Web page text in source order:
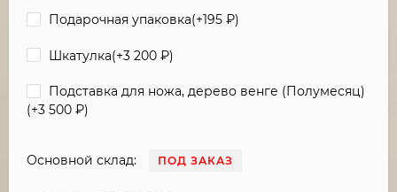
Подарочная упаковка(+195 ₽)
Шкатулка(+3 200 ₽)
Подставка для ножа, дерево венге (Полумесяц)
(+3 500 ₽)
Основной склад: ПОД ЗАКАЗ